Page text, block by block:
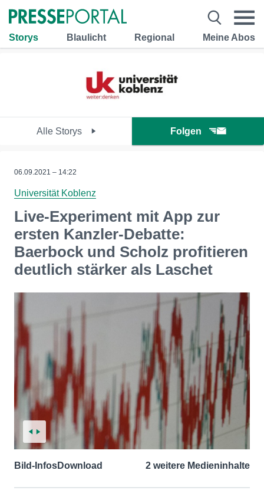
Storys Blaulicht Regional Meine Abos
Alle Storys Folgen
06.09.2021 – 14:22
Universität Koblenz
Live-Experiment mit App zur
ersten Kanzler-Debatte:
Baerbock und Scholz profitieren
deutlich stärker als Laschet
Bild-InfosDownload 2 weitere Medieninhalte